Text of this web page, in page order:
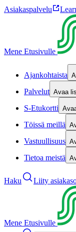
Asiakaspalvelu
Mene Etusivulle
Ajankohtaista
Palvelut Avaa
S-Etukortti
Töissä meillä
Vastuullisuus
Tietoa meistä
Haku Liity
Mene Etusivulle